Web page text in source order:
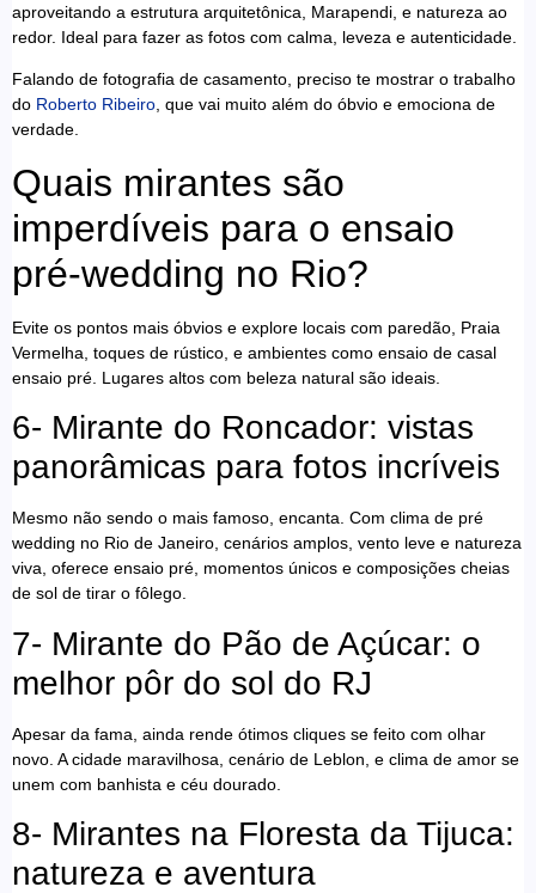
aproveitando a estrutura arquitetônica, Marapendi, e natureza ao
redor. Ideal para fazer as fotos com calma, leveza e autenticidade.
Falando de fotografia de casamento, preciso te mostrar o trabalho
do Roberto Ribeiro, que vai muito além do óbvio e emociona de
verdade.
Quais mirantes são
imperdíveis para o ensaio
pré-wedding no Rio?
Evite os pontos mais óbvios e explore locais com paredão, Praia
Vermelha, toques de rústico, e ambientes como ensaio de casal
ensaio pré. Lugares altos com beleza natural são ideais.
6- Mirante do Roncador: vistas
panorâmicas para fotos incríveis
Mesmo não sendo o mais famoso, encanta. Com clima de pré
wedding no Rio de Janeiro, cenários amplos, vento leve e natureza
viva, oferece ensaio pré, momentos únicos e composições cheias
de sol de tirar o fôlego.
7- Mirante do Pão de Açúcar: o
melhor pôr do sol do RJ
Apesar da fama, ainda rende ótimos cliques se feito com olhar
novo. A cidade maravilhosa, cenário de Leblon, e clima de amor se
unem com banhista e céu dourado.
8- Mirantes na Floresta da Tijuca:
natureza e aventura